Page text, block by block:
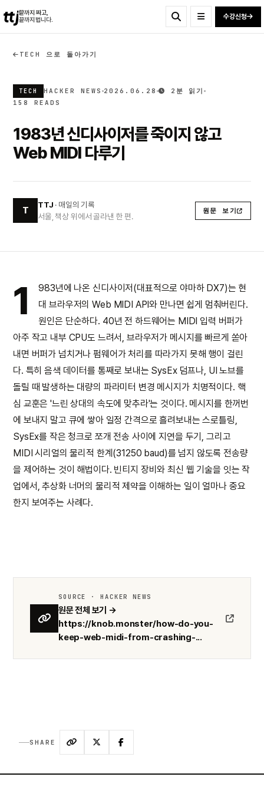
ttj끝까지 짜고,
끝까지 법니다.
수강신청
TECH 으로 돌아가기
TECH HACKER NEWS 2026.06.28
2분 읽기
158 READS
1983년 신디사이저를 죽이지 않고
Web MIDI 다루기
T
TTJ · 매일의 기록
서울, 책상 위에서 골라낸 한 편.
원문 보기
1
983년에 나온 신디사이저(대표적으로 야마하 DX7)는 현
대 브라우저의 Web MIDI API와 만나면 쉽게 멈춰버린다.
원인은 단순하다. 40년 전 하드웨어는 MIDI 입력 버퍼가
아주 작고 내부 CPU도 느려서, 브라우저가 메시지를 빠르게 쏟아
내면 버퍼가 넘치거나 펌웨어가 처리를 따라가지 못해 행이 걸린
다. 특히 음색 데이터를 통째로 보내는 SysEx 덤프나, UI 노브를
돌릴 때 발생하는 대량의 파라미터 변경 메시지가 치명적이다. 핵
심 교훈은 '느린 상대의 속도에 맞추라'는 것이다. 메시지를 한꺼번
에 보내지 말고 큐에 쌓아 일정 간격으로 흘려보내는 스로틀링,
SysEx를 작은 청크로 쪼개 전송 사이에 지연을 두기, 그리고
MIDI 시리얼의 물리적 한계(31250 baud)를 넘지 않도록 전송량
을 제어하는 것이 해법이다. 빈티지 장비와 최신 웹 기술을 잇는 작
업에서, 추상화 너머의 물리적 제약을 이해하는 일이 얼마나 중요
한지 보여주는 사례다.
SOURCE · HACKER NEWS
원문 전체 보기 →
https://knob.monster/how-do-you-
keep-web-midi-from-crashing-...
SHARE